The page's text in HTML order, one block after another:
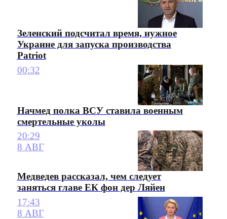
Зеленский подсчитал время, нужное
Украине для запуска производства
Patriot
00:32
Начмед полка ВСУ ставила военным
смертельные уколы
20:29
8 АВГ
Медведев рассказал, чем следует
заняться главе ЕК фон дер Ляйен
17:43
8 АВГ